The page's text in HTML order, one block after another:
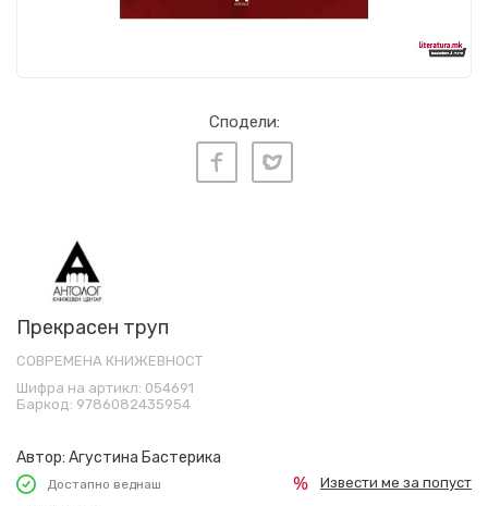
Сподели:
Прекрасен труп
СОВРЕМЕНА КНИЖЕВНОСТ
Шифра на артикл: 054691
Баркод: 9786082435954
Автор: Агустина Бастерика
Достапно веднаш Извести ме за попуст